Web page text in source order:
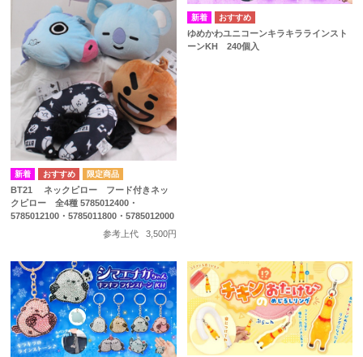
BT21 ネックピロー フード付きネッ
クピロー 全4種 5785012400・
5785012100・5785011800・5785012000
参考上代
3,500円
ゆめかわユニコーンキラキララインスト
ーンKH 240個入